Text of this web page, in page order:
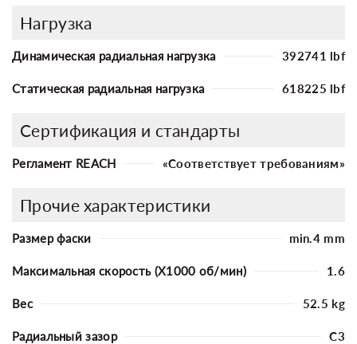
Нагрузка
Динамическая радиальная нагрузка 392741 lbf
Статическая радиальная нагрузка 618225 lbf
Сертификация и стандарты
Регламент REACH «Соответствует требованиям»
Прочие характеристики
Размер фаски min.4 mm
Максимальная скорость (X1000 об/мин) 1.6
Вес 52.5 kg
Радиальный зазор C3